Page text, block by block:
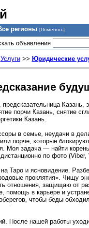
регионы [Поменять]
объявления
Услуги>> Юридические
порчи Казань, снятие
Казань.
в семье, неудачи в
порче, которые
задача — найти
по фото (Viber,
Таро и ясновидение.
проклятия». Чищу
отношения, защищаю от
помощь в карьере и
чтобы беды
После нашей работы